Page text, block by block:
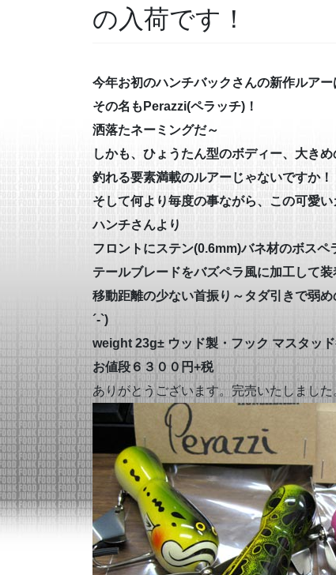
の入荷です！
今年お初のハンチバックさんの新作ルアー
その名もPerazzi(ペラッチ)！
洒落たネーミングだ～
しかも、ひょうたん型のボディー、大き
釣れる要素満載のルアーじゃないですか！
そして何より毎度の事ながら、この可愛
ハンチさんより
フロントにステン(0.6mm)バネ材のボス
テールブレードをバズペラ風に加工して装
移動距離の少ない首振り～タダ引きで弱
´-`)
weight 23g± ウッド製・フック マスタッド
お値段６３００円+税
ありがとうございます。完売いたしました